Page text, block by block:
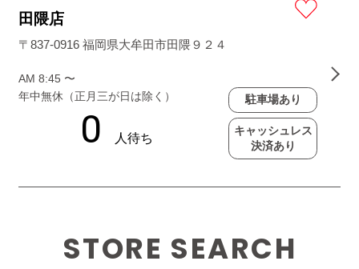
田隈店
〒837-0916 福岡県大牟田市田隈９２４
AM 8:45 〜
年中無休（正月三が日は除く）
駐車場あり
キャッシュレス
決済あり
STORE SEARCH